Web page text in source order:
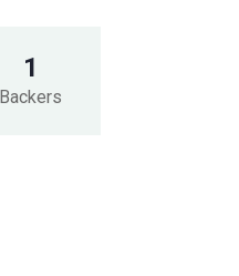
1
Backers